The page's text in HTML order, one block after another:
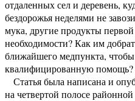
отдаленных сел и деревень,
бездорожья неделями не
мука, другие продукты первой
необходимости? Как им
ближайшего медпункта,
квалифицированную помощь?
Статья была написана и
на четвертой полосе районной